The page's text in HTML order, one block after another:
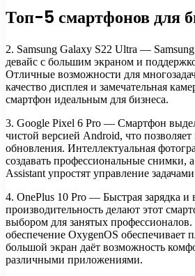
Топ-5 смартфонов для
2. Samsung Galaxy S22 Ultra —
девайс с большим экраном и
Отличные возможности для
качество дисплея и замечательная
смартфон идеальным для бизнеса.
3. Google Pixel 6 Pro — Смартфон
чистой версией Android, что
обновления. Интеллектуальная
создавать профессиональные снимки,
Assistant упростят управление
4. OnePlus 10 Pro — Быстрая зарядка и
производительность делают этот
выбором для занятых
обеспечение OxygenOS обеспечивает
большой экран даёт возможность
различными приложениями.